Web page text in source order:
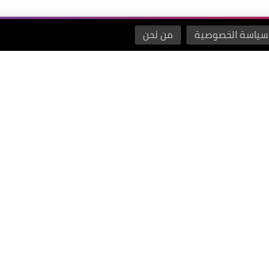
سياسة الخصوصية من نحن